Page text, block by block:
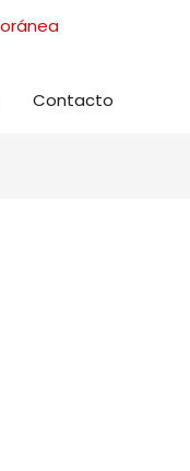
Contacto